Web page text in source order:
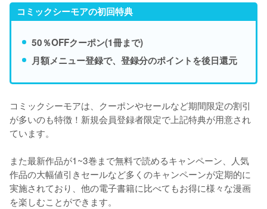
コミックシーモアの初回特典
50％OFFクーポン(1冊まで)
月額メニュー登録で、登録分のポイントを後日還元
コミックシーモアは、クーポンやセールなど期間限定の割引
が多いのも特徴！新規会員登録者限定で上記特典が用意され
ています。
また最新作品が1~3巻まで無料で読めるキャンペーン、人気
作品の大幅値引きセールなど多くのキャンペーンが定期的に
実施されており、他の電子書籍に比べてもお得に様々な漫画
を楽しむことができます。